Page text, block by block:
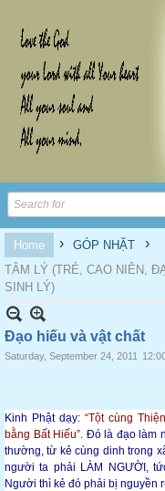
Home › GÓP NHẶT ›
TÂM LÝ (TRẺ, CAO NIÊN,
SINH LÝ)
Đạo hiếu và vật chất
Saturday, September 24, 2011
Kinh Phật dạy: “Tột cùng
bằng Bất Hiếu”. Đó là đạo làm
thường, từ kẻ cùng dinh trong
người ta phải LÀM NGƯỜI,
Người thì kẻ đó phải bị nguyền